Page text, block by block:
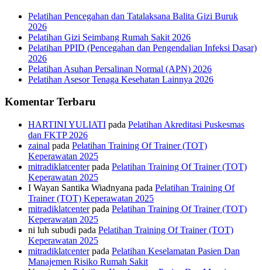
Pelatihan Pencegahan dan Tatalaksana Balita Gizi Buruk
2026
Pelatihan Gizi Seimbang Rumah Sakit 2026
Pelatihan PPID (Pencegahan dan Pengendalian Infeksi Dasar)
2026
Pelatihan Asuhan Persalinan Normal (APN) 2026
Pelatihan Asesor Tenaga Kesehatan Lainnya 2026
Komentar Terbaru
HARTINI YULIATI pada Pelatihan Akreditasi Puskesmas
dan FKTP 2026
zainal pada Pelatihan Training Of Trainer (TOT)
Keperawatan 2025
mitradiklatcenterpada Pelatihan Training Of Trainer (TOT)
Keperawatan 2025
I Wayan Santika Wiadnyana pada Pelatihan Training Of
Trainer (TOT) Keperawatan 2025
mitradiklatcenterpada Pelatihan Training Of Trainer (TOT)
Keperawatan 2025
ni luh subudi pada Pelatihan Training Of Trainer (TOT)
Keperawatan 2025
mitradiklatcenterpada Pelatihan Keselamatan Pasien Dan
Manajemen Risiko Rumah Sakit